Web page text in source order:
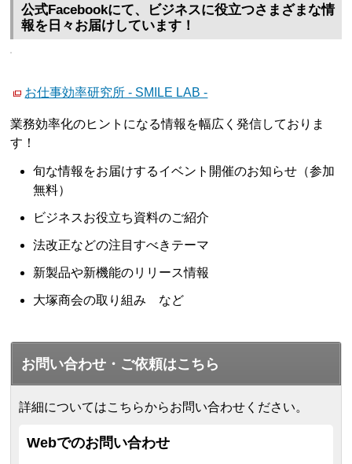
公式Facebookにて、ビジネスに役立つさまざまな情
報を日々お届けしています！
お仕事効率研究所 - SMILE LAB -
業務効率化のヒントになる情報を幅広く発信しておりま
す！
旬な情報をお届けするイベント開催のお知らせ（参加
無料）
ビジネスお役立ち資料のご紹介
法改正などの注目すべきテーマ
新製品や新機能のリリース情報
大塚商会の取り組み など
お問い合わせ・ご依頼はこちら
詳細についてはこちらからお問い合わせください。
Webでのお問い合わせ